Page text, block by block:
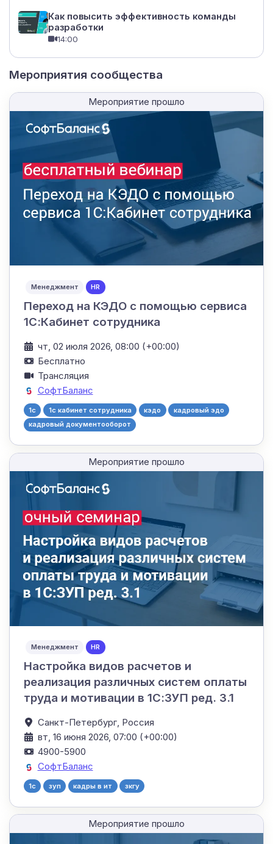
Как повысить эффективность команды
разработки
14:00
Мероприятия сообщества
Мероприятие прошло
Менеджмент HR
Переход на КЭДО с помощью сервиса
1С:Кабинет сотрудника
чт, 02 июля 2026, 08:00 (+00:00)
Бесплатно
Трансляция
СофтБаланс
1c 1с кабинет сотрудника кэдо
кадровый эдо
кадровый документооборот
Мероприятие прошло
Менеджмент HR
Настройка видов расчетов и
реализация различных систем оплаты
труда и мотивации в 1С:ЗУП ред. 3.1
Санкт-Петербург, Россия
вт, 16 июня 2026, 07:00 (+00:00)
4900-5900
СофтБаланс
1c зуп кадры в ит зкгу
Мероприятие прошло